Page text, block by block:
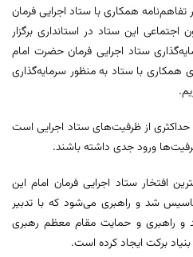
همکاری با ستاد اجرایی فرمان
این ستاد در استانداری برگزار
ستاد اجرایی فرمان حضرت امام
همکاری با ستاد به منظور سرمایه‌گذاری
حداکثری از ظرفیت‌های ستاد اجرایی است
ورود جدی داشته باشند.
افتخار ستاد اجرایی فرمان امام این
شد و راهبری می‌شود که با تدبیر
۶۸ تاسیس شد و راهبری و حمایت مقام معظم رهبری
برکت ایجاد کرده است.